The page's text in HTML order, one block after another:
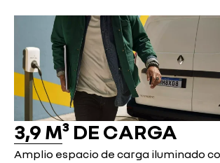
3,9 M³ DE CARGA
Amplio espacio de carga iluminado